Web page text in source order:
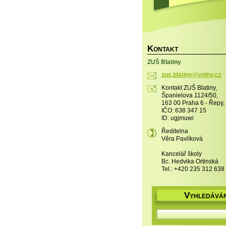
KONTAKT
ZUŠ Blatiny
zus.blatiny@volny.cz
Kontakt ZUŠ Blatiny,
Španielova 1124/50,
163 00 Praha 6 - Řepy,
IČO: 638 347 15
ID: ugjmuwi
Ředitelna
Věra Pavlíková
Kancelář školy
Bc. Hedvika Ortinská
Tel.: +420 235 312 638
V